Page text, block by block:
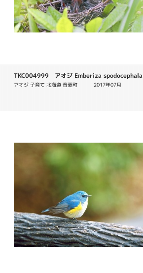
TKC004999 アオジ Emberiza spodocephala
アオジ 子育て 北海道 音更町 　　　2017年07月